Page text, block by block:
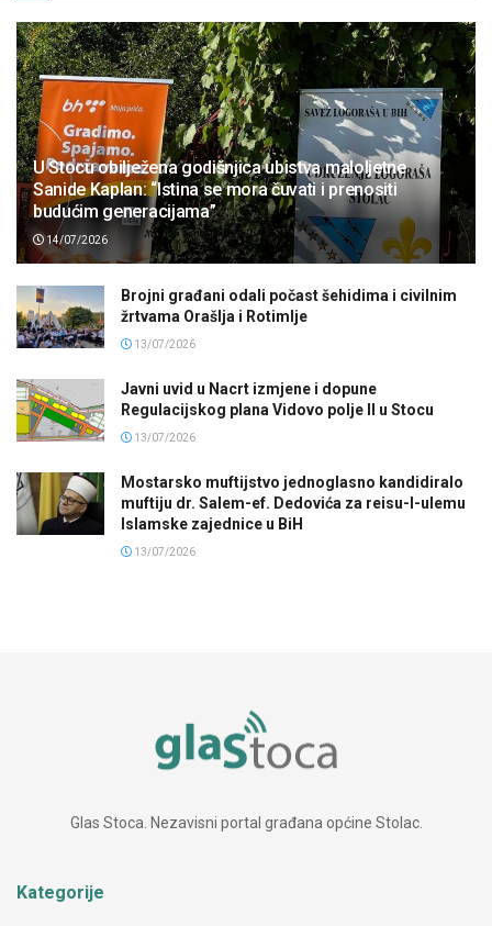
U Stocu obilježena godišnjica ubistva maloljetne
Sanide Kaplan: “Istina se mora čuvati i prenositi
budućim generacijama”
14/07/2026
Brojni građani odali počast šehidima i civilnim
žrtvama Orašlja i Rotimlje
13/07/2026
Javni uvid u Nacrt izmjene i dopune
Regulacijskog plana Vidovo polje II u Stocu
13/07/2026
Mostarsko muftijstvo jednoglasno kandidiralo
muftiju dr. Salem-ef. Dedovića za reisu-l-ulemu
Islamske zajednice u BiH
13/07/2026
Glas Stoca. Nezavisni portal građana općine Stolac.
Kategorije